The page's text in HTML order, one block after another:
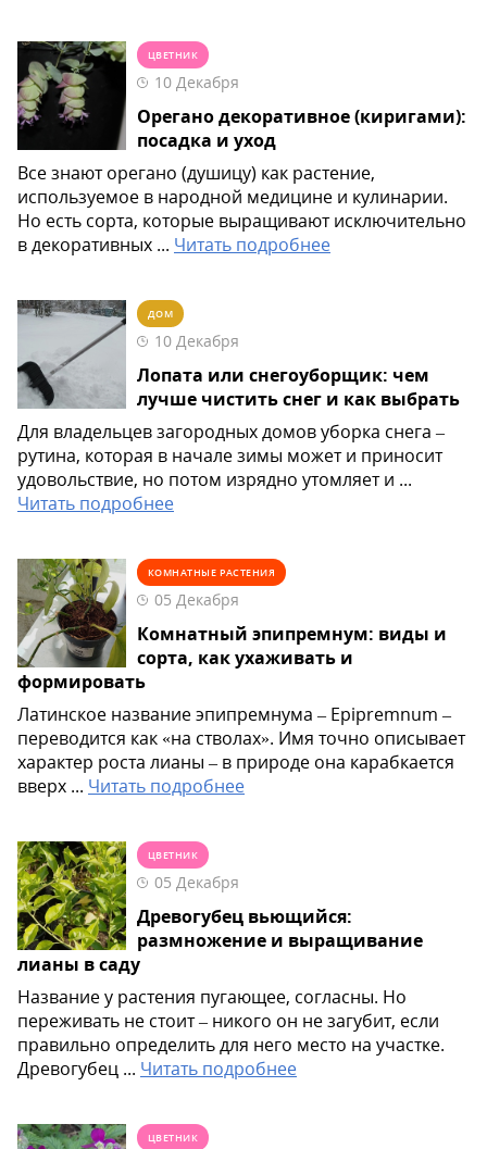
ЦВЕТНИК
10 Декабря
Орегано декоративное (киригами):
посадка и уход
Все знают орегано (душицу) как растение,
используемое в народной медицине и кулинарии.
Но есть сорта, которые выращивают исключительно
в декоративных ... Читать подробнее
ДОМ
10 Декабря
Лопата или снегоуборщик: чем
лучше чистить снег и как выбрать
Для владельцев загородных домов уборка снега –
рутина, которая в начале зимы может и приносит
удовольствие, но потом изрядно утомляет и ...
Читать подробнее
КОМНАТНЫЕ РАСТЕНИЯ
05 Декабря
Комнатный эпипремнум: виды и
сорта, как ухаживать и
формировать
Латинское название эпипремнума – Epipremnum –
переводится как «на стволах». Имя точно описывает
характер роста лианы – в природе она карабкается
вверх ... Читать подробнее
ЦВЕТНИК
05 Декабря
Древогубец вьющийся:
размножение и выращивание
лианы в саду
Название у растения пугающее, согласны. Но
переживать не стоит – никого он не загубит, если
правильно определить для него место на участке.
Древогубец ... Читать подробнее
ЦВЕТНИК